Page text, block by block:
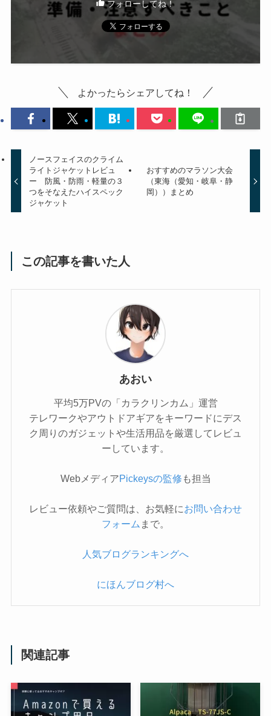
フォローしてね！
よかったらシェアしてね！
ノースフェイスのクライム
ライトジャケットレビュ
ー 防風・防雨・軽量の３
つをそなえたハイスペック
ジャケット
おすすめのマラソン大会
（東海（愛知・岐阜・静
岡））まとめ
この記事を書いた人
あおい
平均5万PVの「カラクリンカム」運営
テレワークやアウトドアギアをキーワードにデス
ク周りのガジェットや生活用品を厳選してレビュ
ーしています。
WebメディアPickeysの監修 も担当
レビュー依頼やご質問は、お気軽にお問い合わせ
フォーム まで。
人気ブログランキングへ
にほんブログ村へ
関連記事